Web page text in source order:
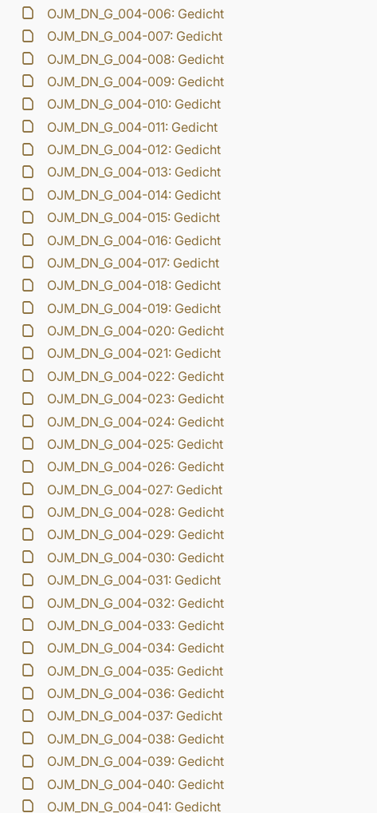
OJM_DN_G_004-006: Gedicht
OJM_DN_G_004-007: Gedicht
OJM_DN_G_004-008: Gedicht
OJM_DN_G_004-009: Gedicht
OJM_DN_G_004-010: Gedicht
OJM_DN_G_004-011: Gedicht
OJM_DN_G_004-012: Gedicht
OJM_DN_G_004-013: Gedicht
OJM_DN_G_004-014: Gedicht
OJM_DN_G_004-015: Gedicht
OJM_DN_G_004-016: Gedicht
OJM_DN_G_004-017: Gedicht
OJM_DN_G_004-018: Gedicht
OJM_DN_G_004-019: Gedicht
OJM_DN_G_004-020: Gedicht
OJM_DN_G_004-021: Gedicht
OJM_DN_G_004-022: Gedicht
OJM_DN_G_004-023: Gedicht
OJM_DN_G_004-024: Gedicht
OJM_DN_G_004-025: Gedicht
OJM_DN_G_004-026: Gedicht
OJM_DN_G_004-027: Gedicht
OJM_DN_G_004-028: Gedicht
OJM_DN_G_004-029: Gedicht
OJM_DN_G_004-030: Gedicht
OJM_DN_G_004-031: Gedicht
OJM_DN_G_004-032: Gedicht
OJM_DN_G_004-033: Gedicht
OJM_DN_G_004-034: Gedicht
OJM_DN_G_004-035: Gedicht
OJM_DN_G_004-036: Gedicht
OJM_DN_G_004-037: Gedicht
OJM_DN_G_004-038: Gedicht
OJM_DN_G_004-039: Gedicht
OJM_DN_G_004-040: Gedicht
OJM_DN_G_004-041: Gedicht